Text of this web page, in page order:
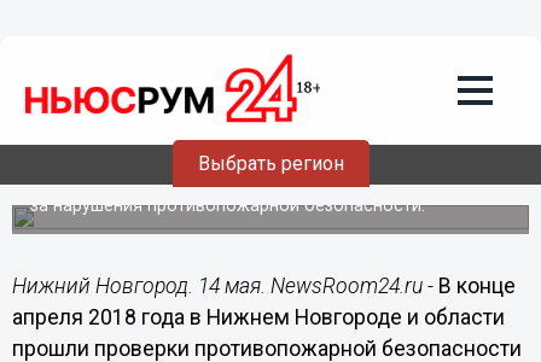
Выбрать регион
14.05.201808:43
Торговые центры открыли двери
снова
Не прошло и месяца с момента запрета на торговлю из-
за нарушения противопожарной безопасности.
Нижний Новгород. 14 мая. NewsRoom24.ru - В конце
апреля 2018 года в Нижнем Новгороде и области
прошли проверки противопожарной безопасности